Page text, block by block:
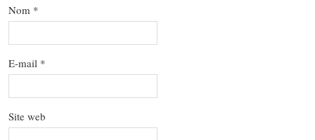
Nom *
E-mail *
Site web